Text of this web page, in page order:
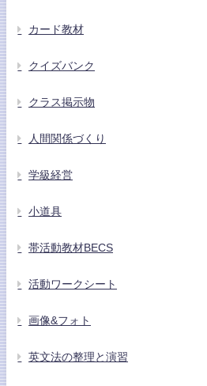
カード教材
クイズバンク
クラス掲示物
人間関係づくり
学級経営
小道具
帯活動教材BECS
活動ワークシート
画像&フォト
英文法の整理と演習